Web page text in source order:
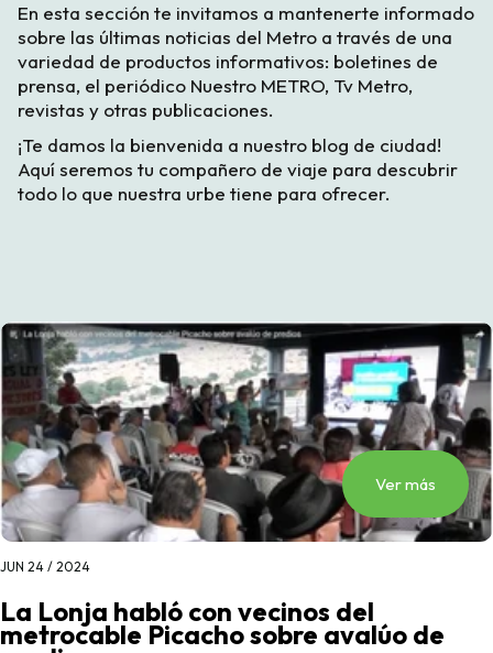
En esta sección te invitamos a mantenerte informado
sobre las últimas noticias del Metro a través de una
variedad de productos informativos: boletines de
prensa, el periódico Nuestro METRO, Tv Metro,
revistas y otras publicaciones.
¡Te damos la bienvenida a nuestro blog de ciudad!
Aquí seremos tu compañero de viaje para descubrir
todo lo que nuestra urbe tiene para ofrecer.
Ver más
JUN 24 / 2024
La Lonja habló con vecinos del
metrocable Picacho sobre avalúo de